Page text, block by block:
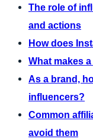
The role of
and actions
How does
What makes
As a brand,
influencers?
Common
avoid them